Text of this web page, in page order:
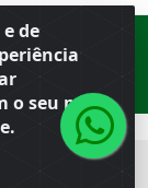
de
o seu perfil
·BR
· CEP